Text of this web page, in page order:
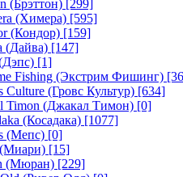
(Брэттон) [299]
(Химера) [595]
(Кондор) [159]
(Дайва) [147]
[1]
Fishing (Экстрим Фишинг)
(Гровс Культур) [634]
Timon (Джакал Тимон) [0]
(Косадака) [1077]
(Мепс) [0]
[15]
(Мюран) [229]